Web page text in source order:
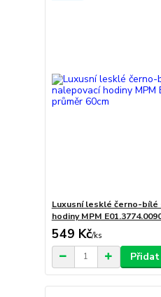
Luxusní lesklé černo-bílé
hodiny MPM
549 Kč/ks